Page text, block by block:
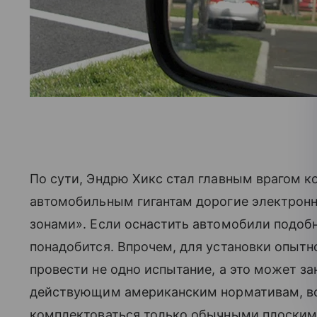
По сути, Эндрю Хикс стал главным врагом
автомобильным гигантам дорогие
зонами». Если оснастить автомобили
понадобится. Впрочем, для установки
провести не одно испытание, а это может
действующим американским нормативам,